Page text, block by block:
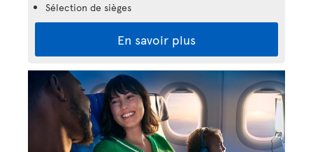
Sélection de sièges
En savoir plus